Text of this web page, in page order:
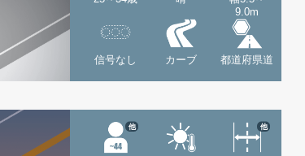
9.0m
信号なし カーブ 都道府県道
他 他